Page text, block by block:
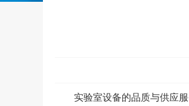
实验室设备的品质与供应